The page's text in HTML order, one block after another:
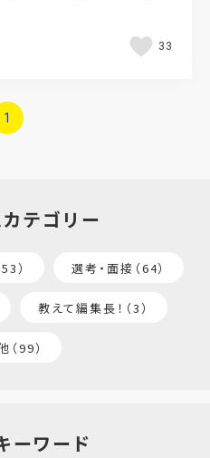
33
1
テゴリー
） 選考・面接（64）
教えて編集長！（3）
（99）
ーワード